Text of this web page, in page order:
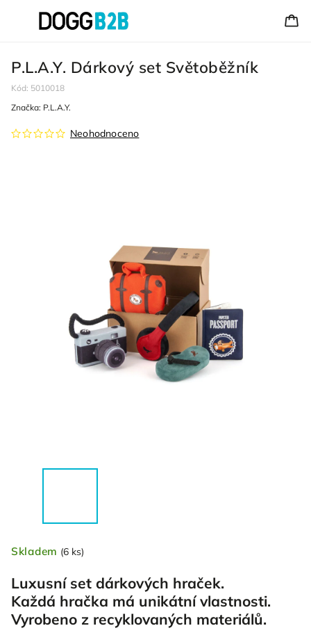
P.L.A.Y. Dárkový set Světoběžník
Kód: 5010018
Neohodnoceno
Značka: P.L.A.Y.
Skladem (6 ks)
Luxusní set dárkových hraček.
Každá hračka má unikátní vlastnosti.
Vyrobeno z recyklovaných materiálů.